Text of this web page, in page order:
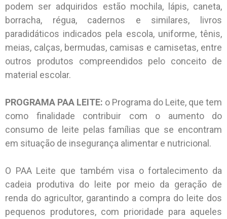
podem ser adquiridos estão mochila, lápis, caneta,
borracha, régua, cadernos e similares, livros
paradidáticos indicados pela escola, uniforme, tênis,
meias, calças, bermudas, camisas e camisetas, entre
outros produtos compreendidos pelo conceito de
material escolar.
PROGRAMA PAA LEITE: o Programa do Leite, que tem
como finalidade contribuir com o aumento do
consumo de leite pelas famílias que se encontram
em situação de insegurança alimentar e nutricional.
O PAA Leite que também visa o fortalecimento da
cadeia produtiva do leite por meio da geração de
renda do agricultor, garantindo a compra do leite dos
pequenos produtores, com prioridade para aqueles